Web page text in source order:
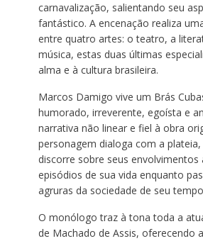
carnavalização, salientando seu
fantástico. A encenação realiza
entre quatro artes: o teatro, a
música, estas duas últimas
alma e à cultura brasileira.
Marcos Damigo vive um Brás
humorado, irreverente, egoísta e
narrativa não linear e fiel à obra
personagem dialoga com a
discorre sobre seus envolvimentos
episódios de sua vida enquanto
agruras da sociedade de seu
O monólogo traz à tona toda a
de Machado de Assis, oferecendo